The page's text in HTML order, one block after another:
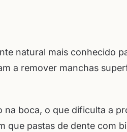
natural mais conhecido
a remover manchas
boca, o que dificulta a
que pastas de dente com